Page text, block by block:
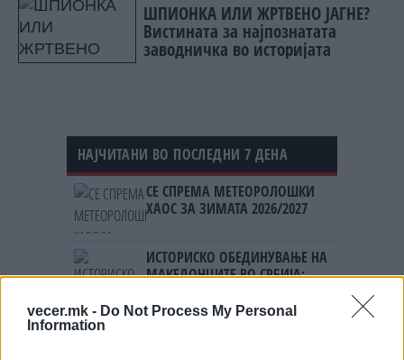
vecer.mk - Do Not Process My Personal
Information
ШПИОНКА ИЛИ ЖРТВЕНО ЈАГНЕ?
Вистината за најпознатата
заводничка во историјата
НАЈЧИТАНИ ВО ПОСЛЕДНИ 7 ДЕНА
СЕ СПРЕМА МЕТЕОРОЛОШКИ
ХАОС ЗА ЗИМАТА 2026/2027
ИСТОРИСКО ОБЕДИНУВАЊЕ НА
МАКЕДОНЦИТЕ ВО СРБИЈА:
НАЦИОНАЛЕН СОЈУЗ
Ахмети кажа што го мачи: